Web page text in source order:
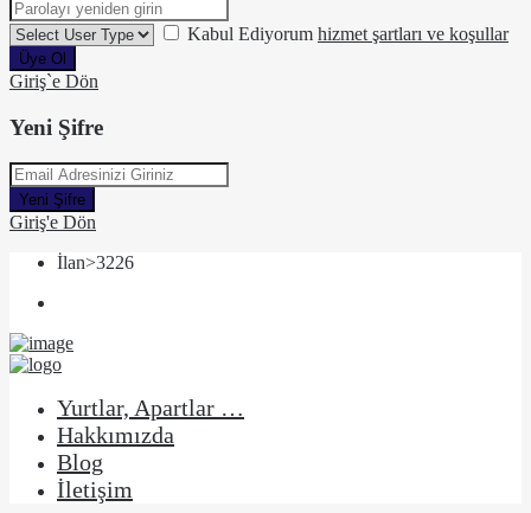
Kabul Ediyorum hizmet şartları ve koşullar
Üye Ol
Giriş`e Dön
Yeni Şifre
Yeni Şifre
Giriş'e Dön
İlan>3226
Yurtlar, Apartlar …
Hakkımızda
Blog
İletişim